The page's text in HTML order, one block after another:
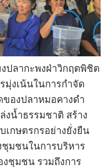
ปลากะพงฝ่าวิกฤตพิชิต
มุ่งเน้นในการกำจัด
องปลาหมอคางดำ
งน้ำธรรมชาติ สร้าง
เกษตรกรอย่างยั่งยืน
มชนในการบริหาร
ชุมชน รวมถึงการ